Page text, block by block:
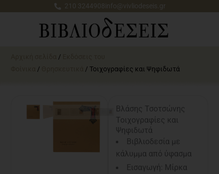
περιεχόμενο
210 3244908info@vivliodeseis.gr
/
/ / Τοιχογραφίες και Ψηφιδωτά
Βλάσης Τσοτσώνης
Τοιχογραφίες και
Ψηφιδωτά
Βιβλιοδεσία με
κάλυμμα από ύφασμα
Εισαγωγή: Μίρκα